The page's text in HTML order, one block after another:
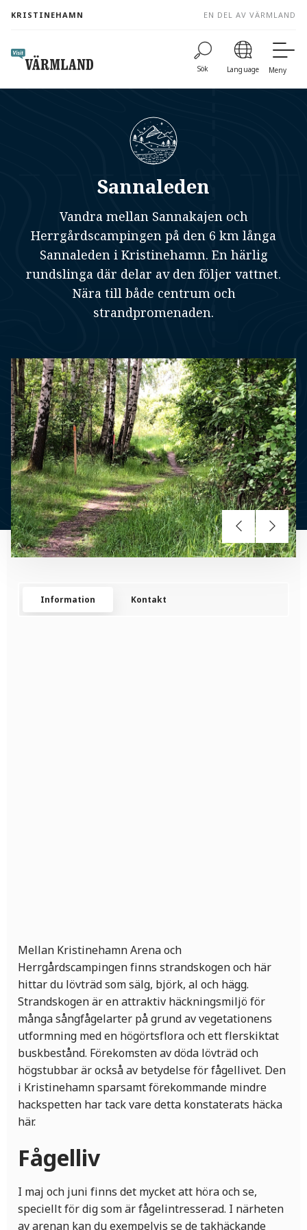
content
KRISTINEHAMN EN DEL AV VÄRMLAND
Sök Language Meny
Sannaleden
Vandra mellan Sannakajen och
Herrgårdscampingen på den 6 km långa
Sannaleden i Kristinehamn. En härlig
rundslinga där delar av den följer vattnet.
Nära till både centrum och
strandpromenaden.
Information Kontakt
Mellan Kristinehamn Arena och
Herrgårdscampingen finns strandskogen och här
hittar du lövträd som sälg, björk, al och hägg.
Strandskogen är en attraktiv häckningsmiljö för
många sångfågelarter på grund av vegetationens
utformning med en högörtsflora och ett flerskiktat
buskbestånd. Förekomsten av döda lövträd och
högstubbar är också av betydelse för fågellivet. Den
i Kristinehamn sparsamt förekommande mindre
hackspetten har tack vare detta konstaterats häcka
här.
Fågelliv
I maj och juni finns det mycket att höra och se,
speciellt för dig som är fågelintresserad. I närheten
av arenan kan du exempelvis se de takhäckande